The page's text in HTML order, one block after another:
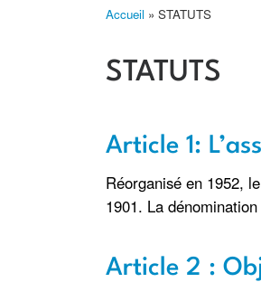
Accueil » STATUTS
STATUTS
Article 1:
Réorganisé en 1952,
1901. La
Article 2 :